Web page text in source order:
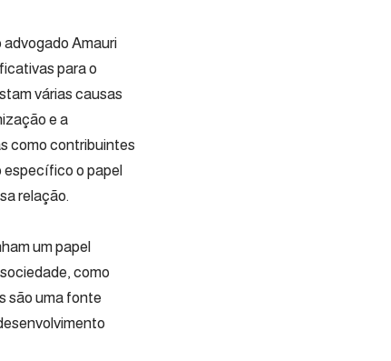
Amauri
para o
várias causas
e a
como contribuintes
o papel
relação.
um papel
como
são uma fonte